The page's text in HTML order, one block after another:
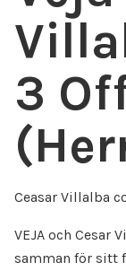
3
Ceasar Villalba
VEJA och Cesar
samman för sitt